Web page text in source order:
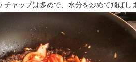
チャップは多めで、水分を炒めて飛ばし